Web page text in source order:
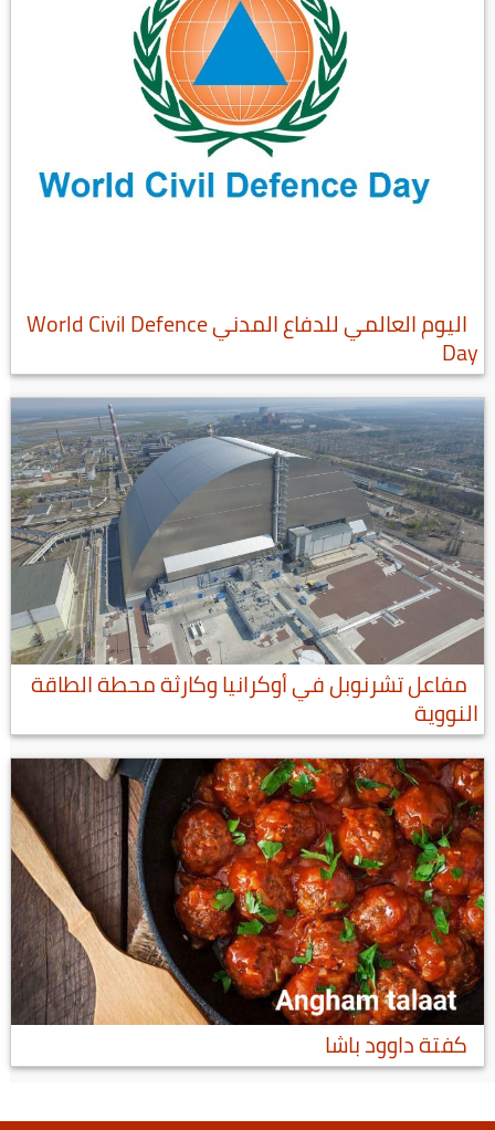
اليوم العالمي للدفاع المدني World Civil Defence
Day
مفاعل تشرنوبل في أوكرانيا وكارثة محطة الطاقة
النووية
كفتة داوود باشا